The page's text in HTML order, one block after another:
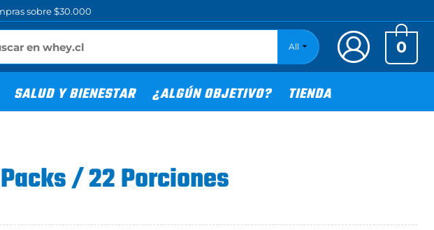
sobre $30.000
All 0
SALUD Y BIENESTAR ¿ALGÚN OBJETIVO? TIENDA
/ 22 Porciones